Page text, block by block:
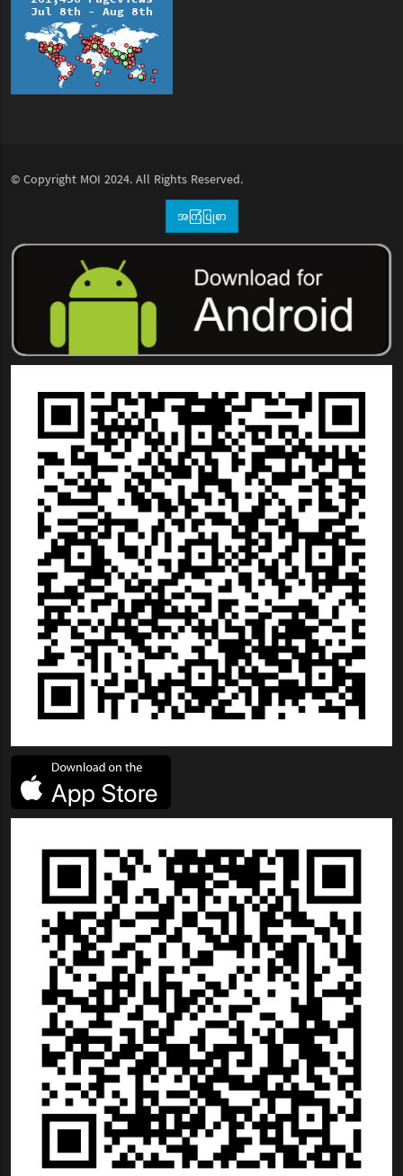
© Copyright MOI 2024. All Rights Reserved.
အကြံပြုစာ